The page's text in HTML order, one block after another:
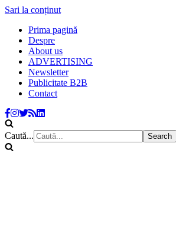
Sari la conținut
Prima pagină
Despre
About us
ADVERTISING
Newsletter
Publicitate B2B
Contact
Caută...